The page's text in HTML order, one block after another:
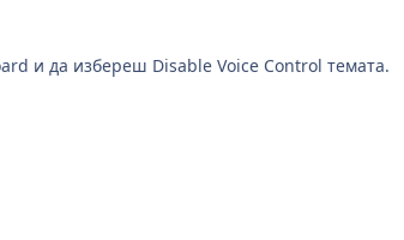
и да избереш Disable Voice Control темата.